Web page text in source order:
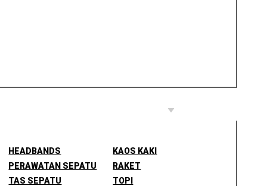
HEADBANDS
KAOS KAKI
PERAWATAN SEPATU
RAKET
TAS SEPATU
TOPI